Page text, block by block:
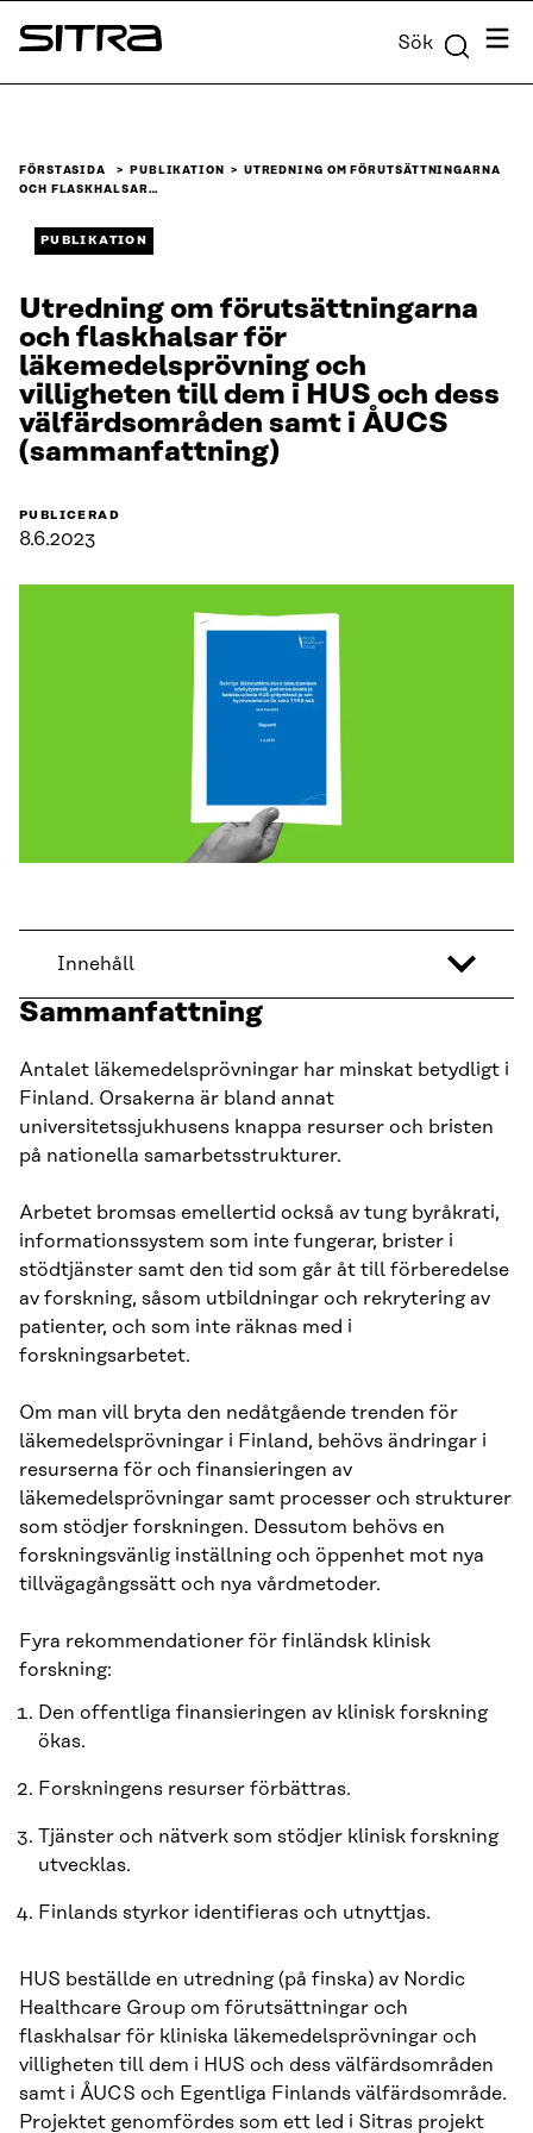
Skip to
content
Sitra Sök Meny
FÖRSTASIDA PUBLIKATION
UTREDNING OM FÖRUTSÄTTNINGARNA
OCH FLASKHALSAR…
PUBLIKATION
Utredning om förutsättningarna
och flaskhalsar för
läkemedelsprövning och
villigheten till dem i HUS och dess
välfärdsområden samt i ÅUCS
(sammanfattning)
PUBLICERAD
8.6.2023
Innehåll
Sammanfattning
Antalet läkemedelsprövningar har minskat betydligt i
Finland. Orsakerna är bland annat
universitetssjukhusens knappa resurser och bristen
på nationella samarbetsstrukturer.
Arbetet bromsas emellertid också av tung byråkrati,
informationssystem som inte fungerar, brister i
stödtjänster samt den tid som går åt till förberedelse
av forskning, såsom utbildningar och rekrytering av
patienter, och som inte räknas med i
forskningsarbetet.
Om man vill bryta den nedåtgående trenden för
läkemedelsprövningar i Finland, behövs ändringar i
resurserna för och finansieringen av
läkemedelsprövningar samt processer och strukturer
som stödjer forskningen. Dessutom behövs en
forskningsvänlig inställning och öppenhet mot nya
tillvägagångssätt och nya vårdmetoder.
Fyra rekommendationer för finländsk klinisk
forskning:
Den offentliga finansieringen av klinisk forskning
ökas.
Forskningens resurser förbättras.
Tjänster och nätverk som stödjer klinisk forskning
utvecklas.
Finlands styrkor identifieras och utnyttjas.
HUS beställde en utredning (på finska) av Nordic
Healthcare Group om förutsättningar och
flaskhalsar för kliniska läkemedelsprövningar och
villigheten till dem i HUS och dess välfärdsområden
samt i ÅUCS och Egentliga Finlands välfärdsområde.
Projektet genomfördes som ett led i Sitras projekt